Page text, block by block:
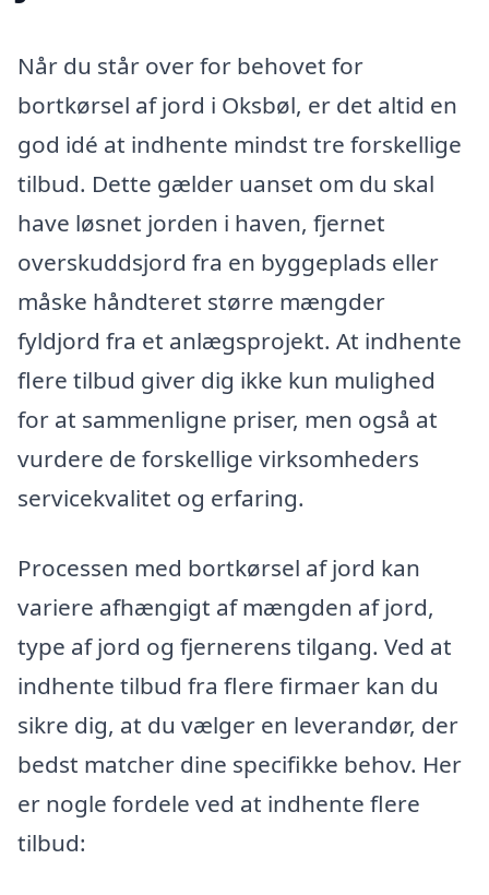
Når du står over for behovet for
bortkørsel af jord i Oksbøl, er det altid en
god idé at indhente mindst tre forskellige
tilbud. Dette gælder uanset om du skal
have løsnet jorden i haven, fjernet
overskuddsjord fra en byggeplads eller
måske håndteret større mængder
fyldjord fra et anlægsprojekt. At indhente
flere tilbud giver dig ikke kun mulighed
for at sammenligne priser, men også at
vurdere de forskellige virksomheders
servicekvalitet og erfaring.
Processen med bortkørsel af jord kan
variere afhængigt af mængden af jord,
type af jord og fjernerens tilgang. Ved at
indhente tilbud fra flere firmaer kan du
sikre dig, at du vælger en leverandør, der
bedst matcher dine specifikke behov. Her
er nogle fordele ved at indhente flere
tilbud: